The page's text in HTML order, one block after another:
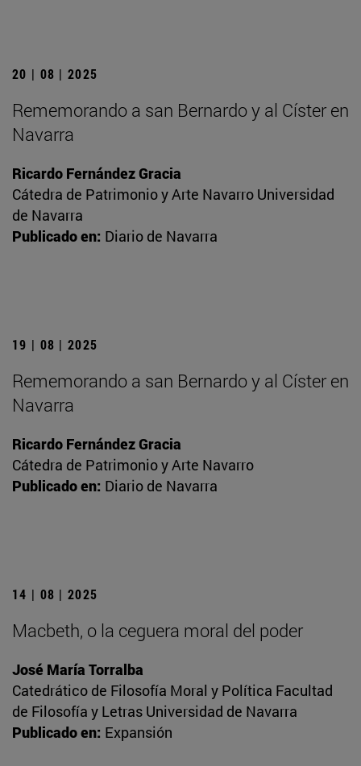
20 | 08 | 2025
Rememorando a san Bernardo y al Císter en
Navarra
Ricardo Fernández Gracia
Cátedra de Patrimonio y Arte Navarro Universidad
de Navarra
Publicado en: Diario de Navarra
19 | 08 | 2025
Rememorando a san Bernardo y al Císter en
Navarra
Ricardo Fernández Gracia
Cátedra de Patrimonio y Arte Navarro
Publicado en: Diario de Navarra
14 | 08 | 2025
Macbeth, o la ceguera moral del poder
José María Torralba
Catedrático de Filosofía Moral y Política Facultad
de Filosofía y Letras Universidad de Navarra
Publicado en: Expansión